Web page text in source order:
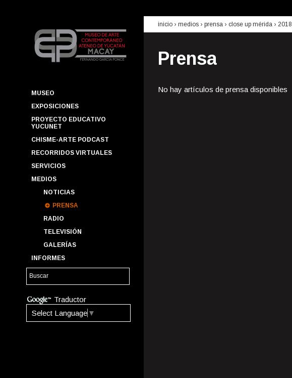
MUSEO
EXPOSICIONES
PROYECTO EDUCATIVO
YUCUNET
CHISME-ARTE PODCAST
RECORRIDOS VIRTUALES
SERVICIOS
MEDIOS
NOTICIAS
PRENSA
RADIO
TELEVISIÓN
GALERÍAS
INFORMES
Traductor
Select Language ▼
inicio › medios › prensa › close up mérida › 2018
Prensa
No hay artículos de prensa disponibles